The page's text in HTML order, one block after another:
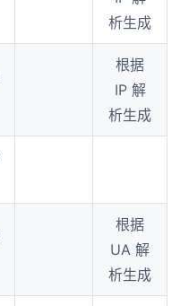
析生成
根据
IP 解
析生成
根据
UA 解
析生成